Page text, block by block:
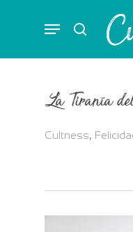
content
search
Menu
La Tiranía
Cultness,